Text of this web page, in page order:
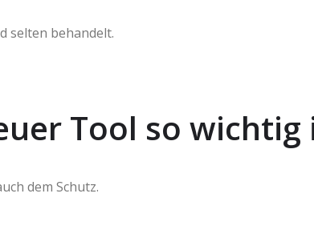
selten behandelt.
Tool so wichtig
dem Schutz.